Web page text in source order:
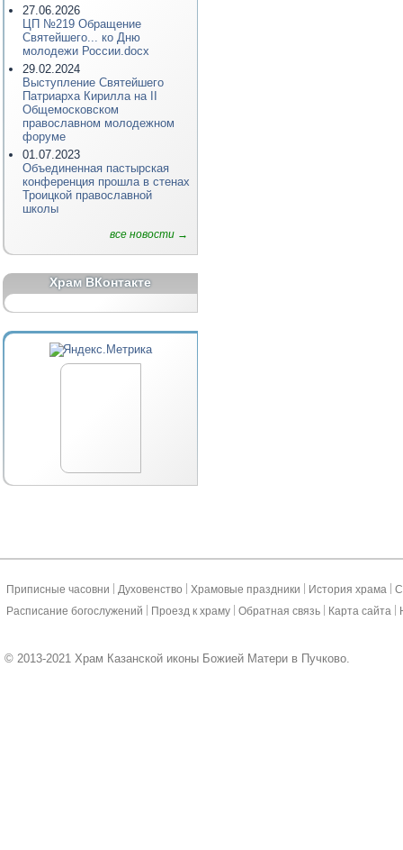
27.06.2026
ЦП №219 Обращение
Святейшего... ко Дню
молодежи России.docx
29.02.2024
Выступление Святейшего
Патриарха Кирилла на II
Общемосковском
православном молодежном
форуме
01.07.2023
Объединенная пастырская
конференция прошла в стенах
Троицкой православной
школы
все новости →
Храм ВКонтакте
Приписные часовни Духовенство Храмовые праздники История храма
Расписание богослужений
Проезд к храму Обратная связь Карта сайта
© 2013-2021 Храм Казанской иконы Божией Матери в Пучково.